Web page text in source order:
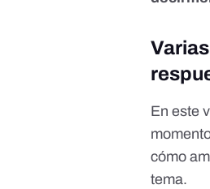
Eneste
cómo
tema.